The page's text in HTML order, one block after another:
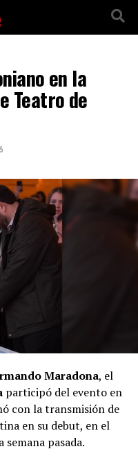
en la
Teatro de
Maradona, el
participó del evento en
con la transmisión de
en su debut, en el
pasada.